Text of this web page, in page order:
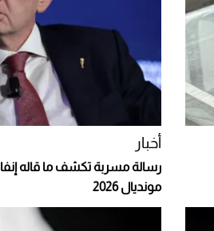
أخبار
رسالة مسربة تكشف ما قاله
مونديال 2026